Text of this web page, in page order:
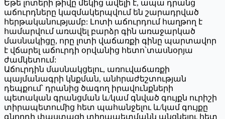
Եթե լոտերի թիվը մեկից ավելի է, ապա դրանց
աճուրդները կազմակերպվում են շարադրված
հերթականությամբ: Լոտի աճուրդում հաղթող է
համարվում առավել բարձր գին առաջարկած
մասնակիցը, որը լոտի վաճառքի գինը պարտավոր
է վճարել աճուրդի օրվանից հետո՝տասնօրյա
ժամկետում:
Աճուրդին մասնակցելու, առուվաճառքի
պայմանագրի կնքման, անհրաժեշտության
դեպքում՝ դրանից ծագող իրավունքների
պետական գրանցման և/կամ գնված գույքն ուրիշի
տիրապետումից հետ պահանջելու և/կամ գույքը
գնորդի փաստացի տիրապետմանն անցնելու հետ